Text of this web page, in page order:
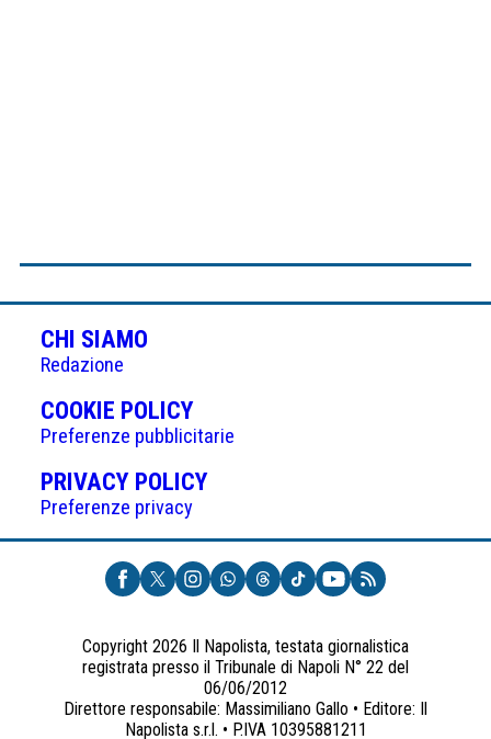
CHI SIAMO
Redazione
COOKIE POLICY(APRE
IN
UNA
NUOVA
Preferenze pubblicitarie
PRIVACY POLICY(APRE
UNA
NUOVA
SCHEDA)
Preferenze privacy
Copyright 2026 Il Napolista, testata giornalistica
registrata presso il Tribunale di Napoli N° 22 del
06/06/2012
Direttore responsabile: Massimiliano Gallo • Editore: Il
Napolista s.r.l. • P.IVA 10395881211